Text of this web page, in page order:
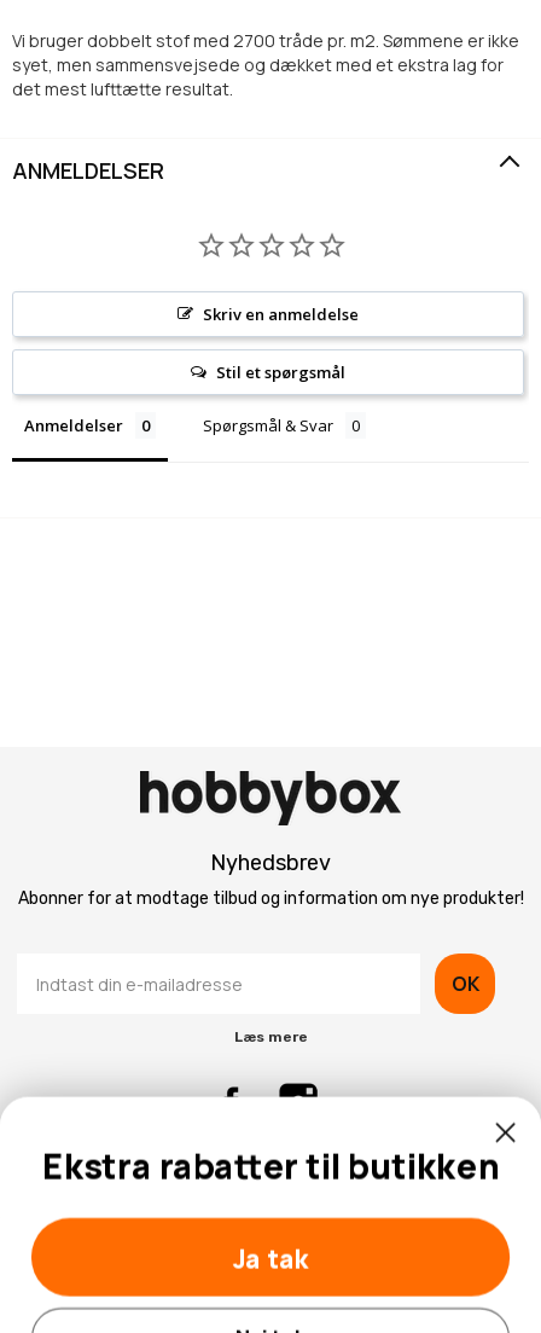
Vi bruger dobbelt stof med 2700 tråde pr. m2. Sømmene er ikke
syet, men sammensvejsede og dækket med et ekstra lag for
det mest lufttætte resultat.
ANMELDELSER
Skriv en anmeldelse
Stil et spørgsmål
Anmeldelser Spørgsmål & Svar
Nyhedsbrev
Abonner for at modtage tilbud og information om nye produkter!
OK
Læs mere
Kontaktinformation
Kundeservice
Ekstra rabatter til butikken
Ja tak